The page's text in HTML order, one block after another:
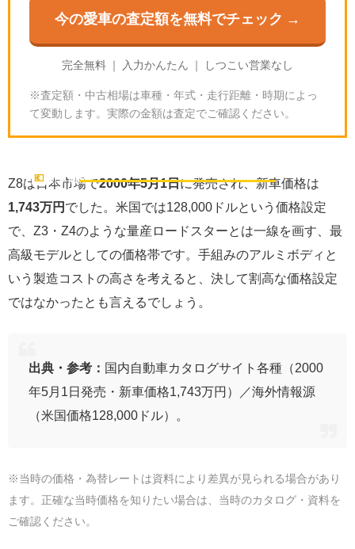
今の愛車の査定額を無料でチェック →
完全無料 ｜ 入力かんたん ｜ しつこい営業なし
※査定額・中古相場は車種・年式・走行距離・時期によっ
て変動します。実際の金額は査定でご確認ください。
💶 新車価格
Z8は日本市場で2000年5月1日に発売され、新車価格は
1,743万円 でした。米国では128,000ドルという価格設定
で、Z3・Z4のような量産ロードスターとは一線を画す、最
高級モデルとしての価格帯です。手組みのアルミボディと
いう製造コストの高さを考えると、決して割高な価格設定
ではなかったとも言えるでしょう。
出典・参考： 国内自動車カタログサイト各種（2000
年5月1日発売・新車価格1,743万円）／海外情報源
（米国価格128,000ドル）。
※当時の価格・為替レートは資料により差異が見られる場合があり
ます。正確な当時価格を知りたい場合は、当時のカタログ・資料を
ご確認ください。